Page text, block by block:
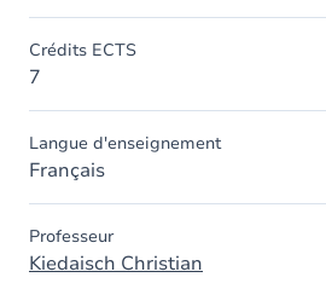
Crédits ECTS
7
Langue d'enseignement
Français
Professeur
Kiedaisch Christian